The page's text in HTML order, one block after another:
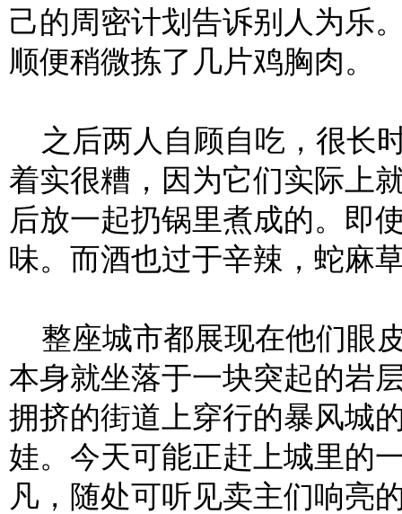
己的周密计划告诉别人为乐
顺便稍微拣了几片鸡胸肉。
之后两人自顾自吃，很长
着实很糟，因为它们实际上
后放一起扔锅里煮成的。即
味。而酒也过于辛辣，蛇麻
整座城市都展现在他们眼
本身就坐落于一块突起的岩
拥挤的街道上穿行的暴风城
娃。今天可能正赶上城里的
凡，随处可听见卖主们响亮